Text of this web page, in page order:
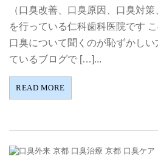
（口臭改善、口臭原因、口臭対
を行っている仁科歯科医院です
口臭について聞くのが恥ずかし
ているブログで […]...
READ MORE